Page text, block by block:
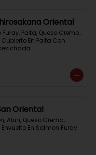
Oriental
Palta, Queso Crema,
En Palta Con
Oriental
Atun, Queso Crema,
En Salmon Furay